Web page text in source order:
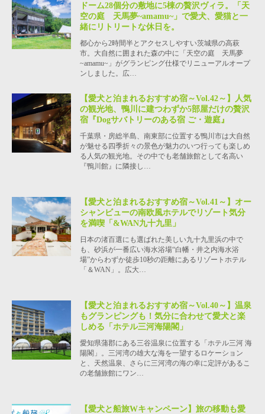
ドーム28個分の敷地に5棟の贅沢ヴィラ。「天
空の庭 天馬夢~amamu~」で愛犬、愛猫と一
緒にリトリートな休日を。
都心から2時間半とアクセスしやすい茨城県の高萩
市。大自然に囲まれた森の中に「天空の庭 天馬夢
~amamu~」がグランピング仕様でリニューアルオープ
ンしました。広…
【愛犬と泊まれるおすすめ宿～Vol.42～】人気
の観光地、鴨川に建つわずか5部屋だけの贅沢
宿『Dogサバトリーのある宿 ご・遊庭』
千葉県・房総半島、南東部に位置する鴨川市は大自然
が魅せる四季折々の景色が魅力のいつ行っても楽しめ
る人気の観光地。その中でも老舗旅館として名高い
『鴨川館』に隣接し…
【愛犬と泊まれるおすすめ宿～Vol.41～】オー
シャンビューの南欧風ホテルでリゾート気分
を満喫「&WAN九十九里」
日本の渚百選にも選ばれた美しい九十九里浜の中で
も、砂浜が一番広い海水浴場“白幡・井之内海水浴
場”からわずか徒歩10秒の距離にあるリゾートホテル
「＆WAN」。広大…
【愛犬と泊まれるおすすめ宿～Vol.40～】温泉
もグランピングも！気分に合わせて愛犬と楽
しめる「ホテル三河海陽閣」
愛知県蒲郡にある三谷温泉に位置する「ホテル三河 海
陽閣」。三河湾の雄大な海を一望するロケーション
と、天然温泉、さらに三河湾の海の幸に定評があるこ
の老舗旅館にワン…
【愛犬と船旅Wキャンペーン】旅の移動も愛